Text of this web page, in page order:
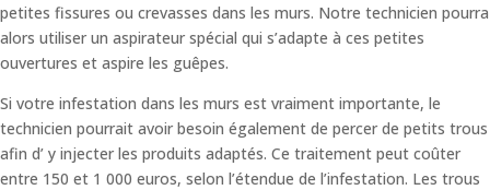
petites fissures ou crevasses dans les murs. Notre technicien pourra
alors utiliser un aspirateur spécial qui s’adapte à ces petites
ouvertures et aspire les guêpes.
Si votre infestation dans les murs est vraiment importante, le
technicien pourrait avoir besoin également de percer de petits trous
afin d’ y injecter les produits adaptés. Ce traitement peut coûter
entre 150 et 1 000 euros, selon l’étendue de l’infestation. Les trous